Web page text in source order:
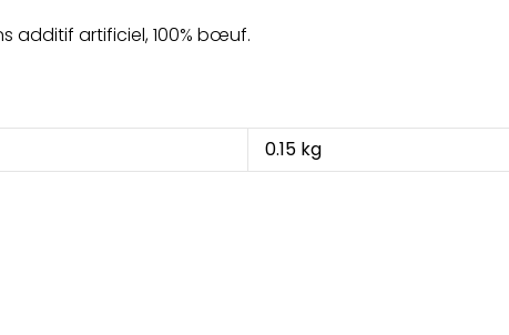
additif artificiel, 100% bœuf.
0.15 kg